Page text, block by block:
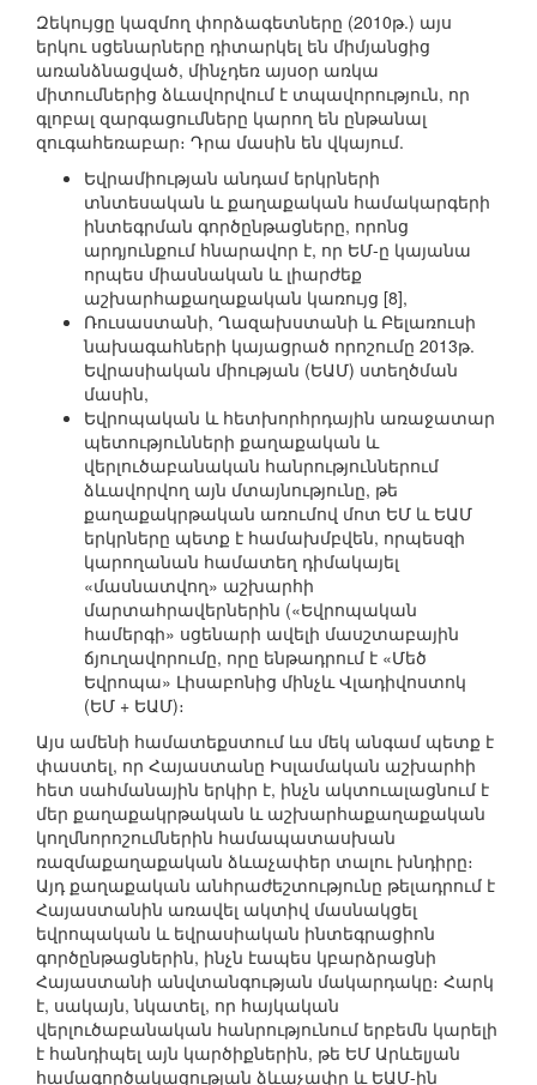
Զեկույցը կազմող փորձագետները (2010թ.) այս
երկու սցենարները դիտարկել են միմյանցից
առանձնացված, մինչդեռ այսօր առկա
միտումներից ձևավորվում է տպավորություն, որ
գլոբալ զարգացումները կարող են ընթանալ
զուգահեռաբար։ Դրա մասին են վկայում.
Եվրամիության անդամ երկրների
տնտեսական և քաղաքական համակարգերի
ինտեգրման գործընթացները, որոնց
արդյունքում հնարավոր է, որ ԵՄ-ը կայանա
որպես միասնական և լիարժեք
աշխարհաքաղաքական կառույց [8],
Ռուսաստանի, Ղազախստանի և Բելառուսի
նախագահների կայացրած որոշումը 2013թ.
Եվրասիական միության (ԵԱՄ) ստեղծման
մասին,
Եվրոպական և հետխորհրդային առաջատար
պետությունների քաղաքական և
վերլուծաբանական հանրություններում
ձևավորվող այն մտայնությունը, թե
քաղաքակրթական առումով մոտ ԵՄ և ԵԱՄ
երկրները պետք է համախմբվեն, որպեսզի
կարողանան համատեղ դիմակայել
«մասնատվող» աշխարհի
մարտահրավերներին («Եվրոպական
համերգի» սցենարի ավելի մասշտաբային
ճյուղավորումը, որը ենթադրում է «Մեծ
Եվրոպա» Լիսաբոնից մինչև Վլադիվոստոկ
(ԵՄ + ԵԱՄ)։
Այս ամենի համատեքստում ևս մեկ անգամ պետք է
փաստել, որ Հայաստանը Իսլամական աշխարհի
հետ սահմանային երկիր է, ինչն ակտուալացնում է
մեր քաղաքակրթական և աշխարհաքաղաքական
կողմնորոշումներին համապատասխան
ռազմաքաղաքական ձևաչափեր տալու խնդիրը։
Այդ քաղաքական անհրաժեշտությունը թելադրում է
Հայաստանին առավել ակտիվ մասնակցել
եվրոպական և եվրասիական ինտեգրացիոն
գործընթացներին, ինչն էապես կբարձրացնի
Հայաստանի անվտանգության մակարդակը։ Հարկ
է, սակայն, նկատել, որ հայկական
վերլուծաբանական հանրությունում երբեմն կարելի
է հանդիպել այն կարծիքներին, թե ԵՄ Արևելյան
համագործակացության ձևաչափը և ԵԱՄ-ին